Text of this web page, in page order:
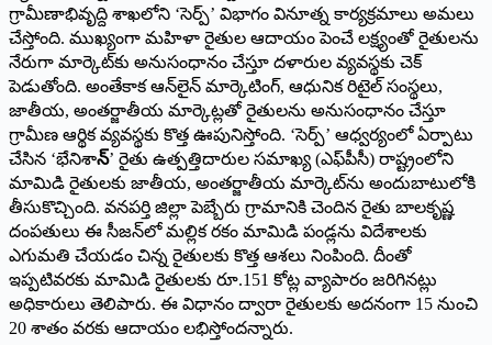
గ్రామీణాభివృద్ది శాఖలోని ‘సెర్ప్‌’ విభాగం వినూత్న కార్యక్రమాలు అమలు
చేస్తోంది. ముఖ్యంగా మహిళా రైతుల ఆదాయం పెంచే లక్ష్యంతో రైతులను
నేరుగా మార్కెట్‌కు అనుసంధానం చేస్తూ దళారుల వ్యవస్థకు చెక్
పెడుతోంది. అంతేకాక ఆన్‌లైన్ మార్కెటింగ్, ఆధునిక రిటైల్ సంస్థలు,
జాతీయ, అంతర్జాతీయ మార్కెట్లతో రైతులను అనుసంధానం చేస్తూ
గ్రామీణ ఆర్థిక వ్యవస్థకు కొత్త ఊపునిస్తోంది. ‘సెర్ప్‌’ ఆధ్వర్యంలో ఏర్పాటు
చేసిన ‘భేనిశాన్‌’ రైతు ఉత్పత్తిదారుల సమాఖ్య (ఎఫ్‌పీసీ) రాష్ట్రంలోని
మామిడి రైతులకు జాతీయ, అంతర్జాతీయ మార్కెట్‌ను అందుబాటులోకి
తీసుకొచ్చింది. వనపర్తి జిల్లా పెబ్బేరు గ్రామానికి చెందిన రైతు బాలకృష్ణ
దంపతులు ఈ సీజన్‌లో మల్లిక రకం మామిడి పండ్లను విదేశాలకు
ఎగుమతి చేయడం చిన్న రైతులకు కొత్త ఆశలు నింపింది. దీంతో
ఇప్పటివరకు మామిడి రైతులకు రూ.151 కోట్ల వ్యాపారం జరిగినట్లు
అధికారులు తెలిపారు. ఈ విధానం ద్వారా రైతులకు అదనంగా 15 నుంచి
20 శాతం వరకు ఆదాయం లభిస్తోందన్నారు.